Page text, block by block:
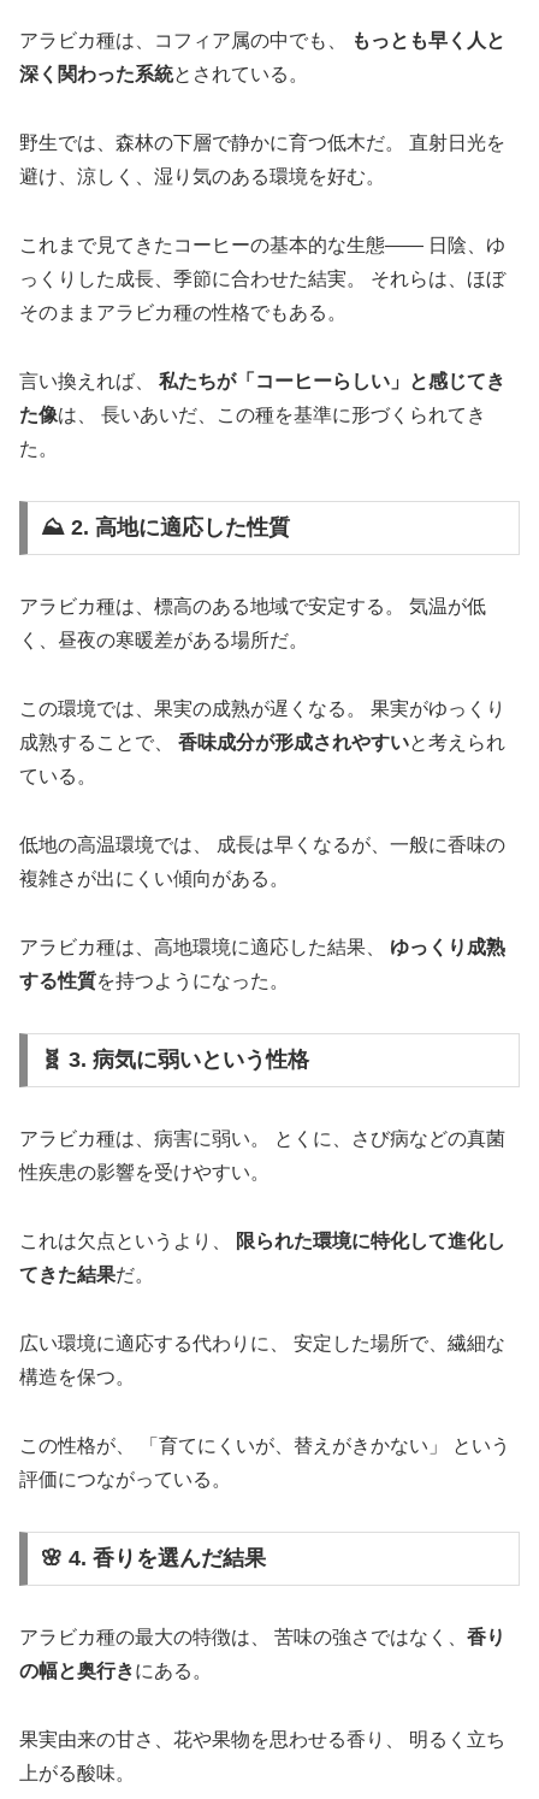
アラビカ種は、コフィア属の中でも、
もっとも早く人と
深く関わった系統とされている。
野生では、森林の下層で静かに育つ低木だ。 直射日光を
避け、涼しく、湿り気のある環境を好む。
これまで見てきたコーヒーの基本的な生態―― 日陰、ゆ
っくりした成長、季節に合わせた結実。 それらは、ほぼ
そのままアラビカ種の性格でもある。
言い換えれば、 私たちが「コーヒーらしい」と感じてき
た像は、 長いあいだ、この種を基準に形づくられてき
た。
⛰️ 2. 高地に適応した性質
アラビカ種は、標高のある地域で安定する。 気温が低
く、昼夜の寒暖差がある場所だ。
この環境では、果実の成熟が遅くなる。 果実がゆっくり
成熟することで、 香味成分が形成されやすいと考えられ
ている。
低地の高温環境では、 成長は早くなるが、一般に香味の
複雑さが出にくい傾向がある。
アラビカ種は、高地環境に適応した結果、 ゆっくり成熟
する性質を持つようになった。
🧬 3. 病気に弱いという性格
アラビカ種は、病害に弱い。 とくに、さび病などの真菌
性疾患の影響を受けやすい。
これは欠点というより、
限られた環境に特化して進化し
てきた結果だ。
広い環境に適応する代わりに、 安定した場所で、繊細な
構造を保つ。
この性格が、 「育てにくいが、替えがきかない」 という
評価につながっている。
🌸 4. 香りを選んだ結果
アラビカ種の最大の特徴は、 苦味の強さではなく、 香り
の幅と奥行きにある。
果実由来の甘さ、花や果物を思わせる香り、 明るく立ち
上がる酸味。